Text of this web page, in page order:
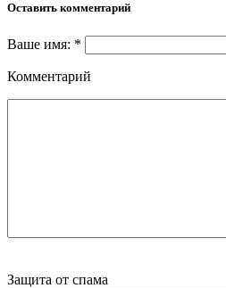
Оставить комментарий
Ваше имя: *
Комментарий
Защита от спама